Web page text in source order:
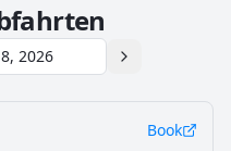
2026
Book